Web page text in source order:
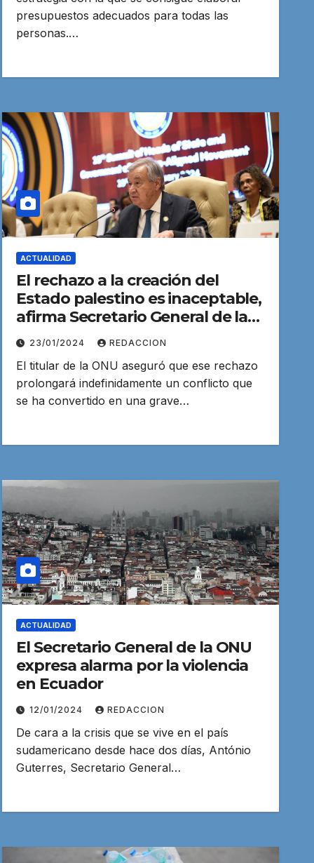
presupuestos adecuados para todas las
personas.…
ACTUALIDAD
El rechazo a la creación del
Estado palestino es inaceptable,
afirma Secretario General de la
ONU
23/01/2024 REDACCION
El titular de la ONU aseguró que ese rechazo
prolongará indefinidamente un conflicto que
se ha convertido en una grave…
ACTUALIDAD
El Secretario General de la ONU
expresa alarma por la violencia
en Ecuador
12/01/2024 REDACCION
De cara a la crisis que se vive en el país
sudamericano desde hace dos días, António
Guterres, Secretario General…